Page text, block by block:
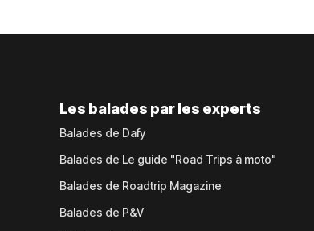
Les balades par les experts
Balades de Dafy
Balades de Le guide "Road Trips à moto"
Balades de Roadtrip Magazine
Balades de P&V